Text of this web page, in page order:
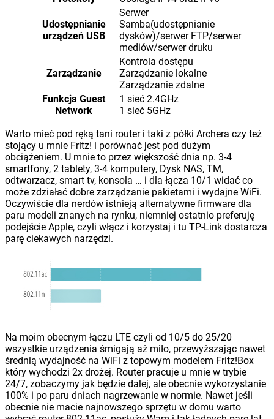
Udostępnianie
urządzeń USB
Serwer
Samba(udostępnianie
dysków)/serwer FTP/serwer
mediów/serwer druku
Zarządzanie
Kontrola dostępu
Zarządzanie lokalne
Zarządzanie zdalne
Funkcja Guest
Network
1 sieć 2.4GHz
1 sieć 5GHz
Warto mieć pod ręką tani router i taki z półki Archera czy też
stojący u mnie Fritz! i porównać jest pod dużym
obciążeniem. U mnie to przez większość dnia np. 3-4
smartfony, 2 tablety, 3-4 komputery, Dysk NAS, TM,
odtwarzacz, smart tv, konsola … i dla łącza 10/1 widać co
może zdziałać dobre zarządzanie pakietami i wydajne WiFi.
Oczywiście dla nerdów istnieją alternatywne firmware dla
paru modeli znanych na rynku, niemniej ostatnio preferuję
podejście Apple, czyli włącz i korzystaj i tu TP-Link dostarcza
parę ciekawych narzędzi.
Na moim obecnym łączu LTE czyli od 10/5 do 25/20
wszystkie urządzenia śmigają aż miło, przewyższając nawet
średnią wydajność na WiFi z topowym modelem Fritz!Box
który wychodzi 2x drożej. Router pracuje u mnie w trybie
24/7, zobaczymy jak będzie dalej, ale obecnie wykorzystanie
100% i po paru dniach nagrzewanie w normie. Nawet jeśli
obecnie nie macie najnowszego sprzętu w domu warto